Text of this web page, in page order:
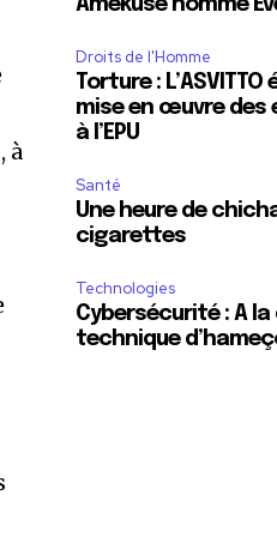
à
Amekuse nommé
Droits de l'Homme
Torture :
mise en œuvre des
à l’EPU
Santé
Une heure de
cigarettes
Technologies
Cybersécurité : A
technique